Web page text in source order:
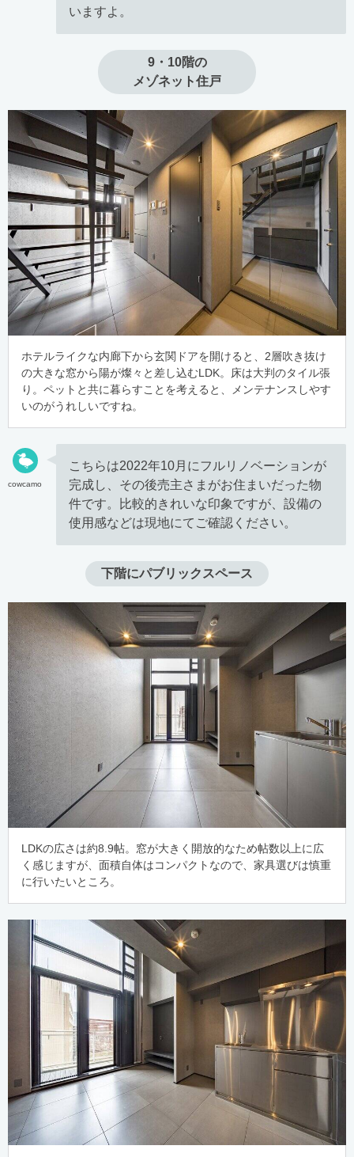
いますよ。
9・10階の
メゾネット住戸
ホテルライクな内廊下から玄関ドアを開けると、2層吹き抜け
の大きな窓から陽が燦々と差し込むLDK。床は大判のタイル張
り。ペットと共に暮らすことを考えると、メンテナンスしやす
いのがうれしいですね。
cowcamo
こちらは2022年10月にフルリノベーションが
完成し、その後売主さまがお住まいだった物
件です。比較的きれいな印象ですが、設備の
使用感などは現地にてご確認ください。
下階にパブリックスペース
LDKの広さは約8.9帖。窓が大きく開放的なため帖数以上に広
く感じますが、面積自体はコンパクトなので、家具選びは慎重
に行いたいところ。